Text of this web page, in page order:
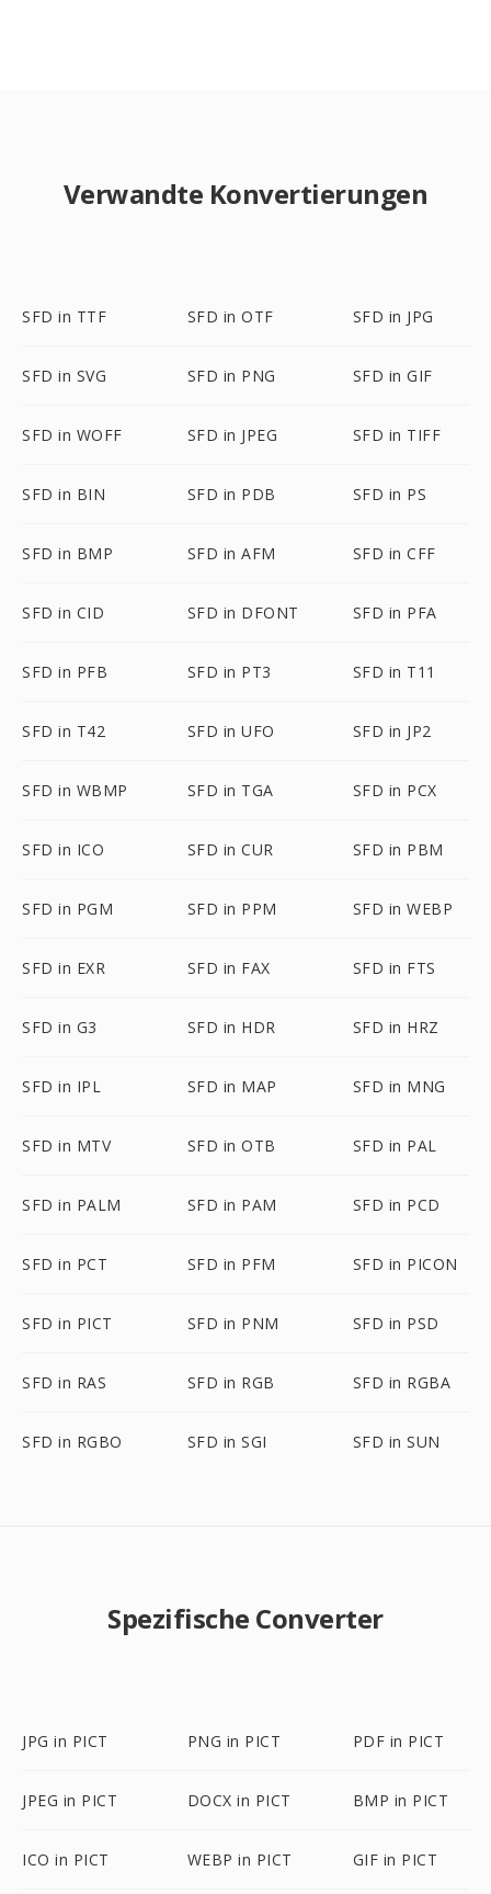
Verwandte Konvertierungen
SFD in TTF SFD in OTF SFD in JPG
SFD in SVG SFD in PNG SFD in GIF
SFD in WOFF SFD in JPEG SFD in TIFF
SFD in BIN SFD in PDB SFD in PS
SFD in BMP SFD in AFM SFD in CFF
SFD in CID SFD in DFONT SFD in PFA
SFD in PFB SFD in PT3 SFD in T11
SFD in T42 SFD in UFO SFD in JP2
SFD in WBMP SFD in TGA SFD in PCX
SFD in ICO SFD in CUR SFD in PBM
SFD in PGM SFD in PPM SFD in WEBP
SFD in EXR SFD in FAX SFD in FTS
SFD in G3 SFD in HDR SFD in HRZ
SFD in IPL SFD in MAP SFD in MNG
SFD in MTV SFD in OTB SFD in PAL
SFD in PALM SFD in PAM SFD in PCD
SFD in PCT SFD in PFM SFD in PICON
SFD in PICT SFD in PNM SFD in PSD
SFD in RAS SFD in RGB SFD in RGBA
SFD in RGBO SFD in SGI SFD in SUN
Spezifische Converter
JPG in PICT PNG in PICT PDF in PICT
JPEG in PICT DOCX in PICT BMP in PICT
ICO in PICT WEBP in PICT GIF in PICT